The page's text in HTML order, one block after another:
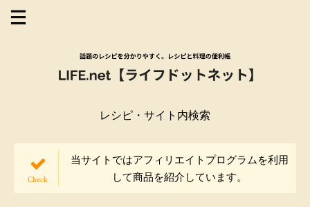
レシピ・サイト内検索
当サイトではアフィリエイトプログラムを利用
して商品を紹介しています。